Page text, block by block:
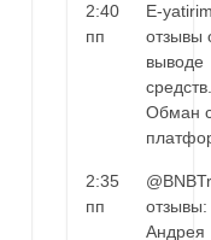
2:40
пп
E-
отзывы
выводе
средств.
Обман
2:35
пп
Андрея